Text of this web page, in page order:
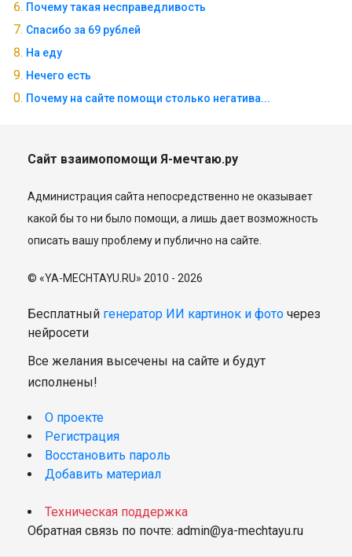
Почему такая несправедливость
Спасибо за 69 рублей
На еду
Нечего есть
Почему на сайте помощи столько негатива...
Сайт взаимопомощи Я-мечтаю.ру
Администрация сайта непосредственно не оказывает
какой бы то ни было помощи, а лишь дает возможность
описать вашу проблему и публично на сайте.
© «YA-MECHTAYU.RU» 2010 - 2026
Бесплатный генератор ИИ картинок и фото через
нейросети
Все желания высечены на сайте и будут
исполнены!
О проекте
Регистрация
Восстановить пароль
Добавить материал
Техническая поддержка
Обратная связь по почте: admin@ya-mechtayu.ru